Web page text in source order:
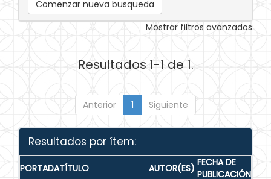
Comenzar nueva busqueda
Mostrar filtros avanzados
Resultados 1-1 de 1.
Anterior 1 Siguiente
Resultados por ítem:
PORTADATÍTULO AUTOR(ES) FECHA DE
PUBLICACIÓN